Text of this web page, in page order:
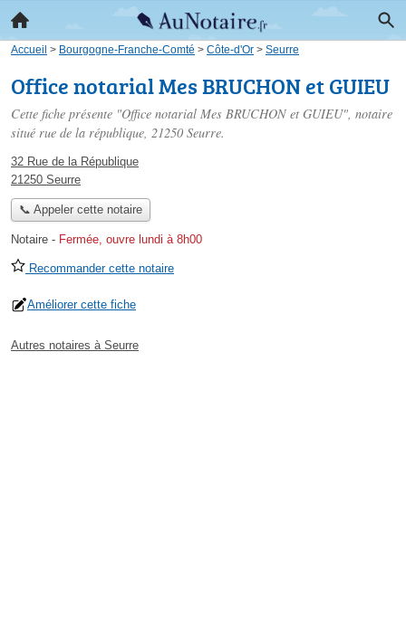
Accueil > Bourgogne-Franche-Comté > Côte-d'Or > Seurre
Office notarial Mes BRUCHON et GUIEU
Cette fiche présente "Office notarial Mes BRUCHON et GUIEU", notaire
situé rue de la république, 21250 Seurre.
32 Rue de la République
21250 Seurre
📞 Appeler cette notaire
Notaire - Fermée, ouvre lundi à 8h00
Recommander cette notaire
Améliorer cette fiche
Autres notaires à Seurre